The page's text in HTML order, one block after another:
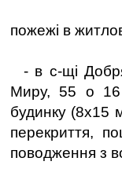
пожежі в
- в с-щі
Миру, 55 о 16
будинку (8х15
перекриття,
поводження з